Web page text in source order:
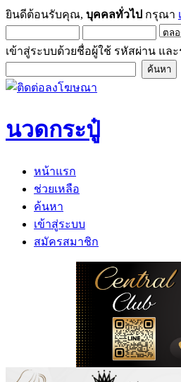
ยินดีต้อนรับคุณ, บุคคลทั่วไป กรุณา
เข้าสู่ระบบด้วยชื่อผู้ใช้ รหัสผ่าน และ
นวดกระปู๋
หน้าแรก
ช่วยเหลือ
ค้นหา
เข้าสู่ระบบ
สมัครสมาชิก